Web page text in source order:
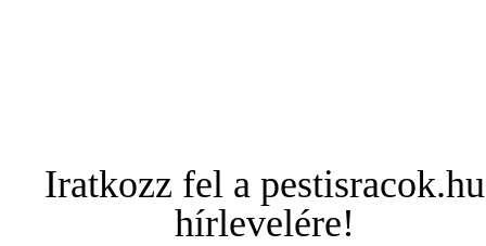
Iratkozz fel a pestisracok.hu
hírlevelére!